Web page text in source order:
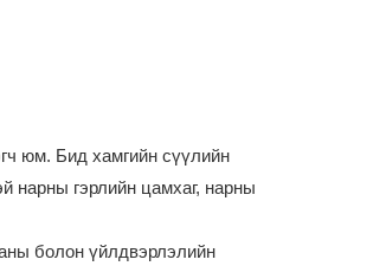
юм. Бид хамгийн сүүлийн
нарны гэрлийн цамхаг, нарны
болон үйлдвэрлэлийн